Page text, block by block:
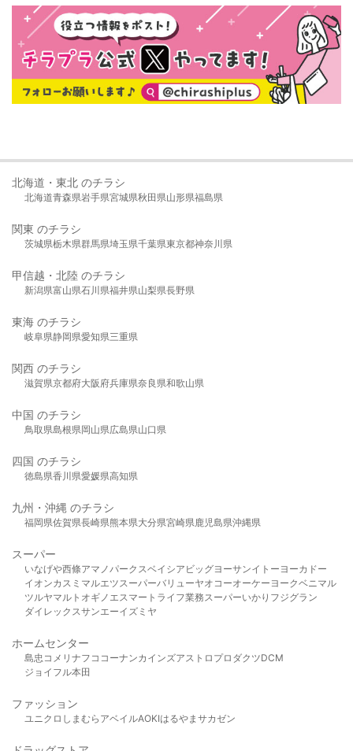
北海道・東北 のチラシ
北海道青森県岩手県宮城県秋田県山形県福島県
関東 のチラシ
茨城県栃木県群馬県埼玉県千葉県東京都神奈川県
甲信越・北陸 のチラシ
新潟県富山県石川県福井県山梨県長野県
東海 のチラシ
岐阜県静岡県愛知県三重県
関西 のチラシ
滋賀県京都府大阪府兵庫県奈良県和歌山県
中国 のチラシ
鳥取県島根県岡山県広島県山口県
四国 のチラシ
徳島県香川県愛媛県高知県
九州・沖縄 のチラシ
福岡県佐賀県長崎県熊本県大分県宮崎県鹿児島県沖縄県
スーパー
いなげや西條アマノパークスベイシア ビッグヨーサンイトーヨーカドー
イオンカスミ マルエツスーパーバリューヤオコーオーケー ヨークベニマル
ツルヤマルト オギノ エスマート ライフ業務スーパーいかり フジグラン
ダイレックスサンエーイズミヤ
ホームセンター
島忠 コメリ ナフコ コーナンカインズアストロプロダクツDCM
ジョイフル本田
ファッション
ユニクロ しまむら アベイルAOKIはるやま サカゼン